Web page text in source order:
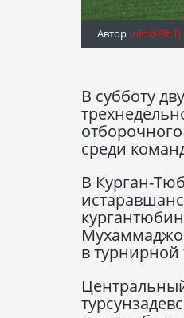
Автор Info@fft.tj
В субботу
среди
В Курган-
в турнирной